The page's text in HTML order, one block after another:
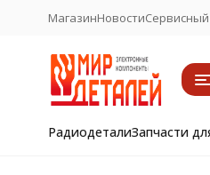
МагазинНовости
РадиодеталиЗапчасти